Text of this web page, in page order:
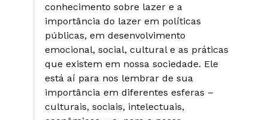
conhecimento sobre lazer e a
importância do lazer em políticas
públicas, em desenvolvimento
emocional, social, cultural e as práticas
que existem em nossa sociedade. Ele
está aí para nos lembrar de sua
importância em diferentes esferas –
culturais, sociais, intelectuais,